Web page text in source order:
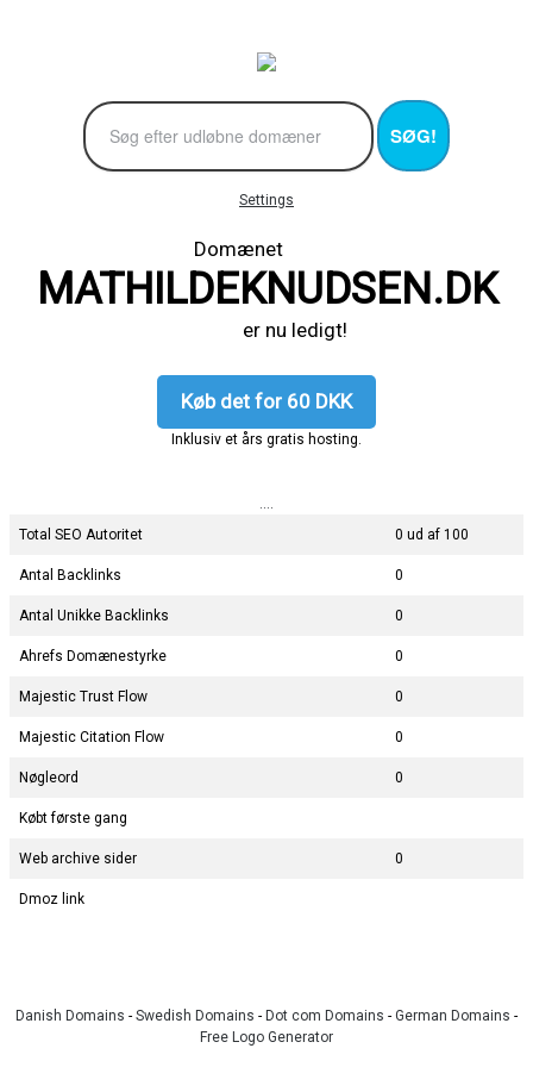
SØG!
Settings
Domænet
MATHILDEKNUDSEN.DK
er nu ledigt!
Køb det for 60 DKK
Inklusiv et års gratis hosting.
Total SEO Autoritet
0 ud af 100
Antal Backlinks 0
Antal Unikke Backlinks 0
Ahrefs Domænestyrke 0
Majestic Trust Flow 0
Majestic Citation Flow 0
Nøgleord 0
Købt første gang
Web archive sider 0
Dmoz link
Danish Domains - Swedish Domains - Dot com Domains - German Domains -
Free Logo Generator